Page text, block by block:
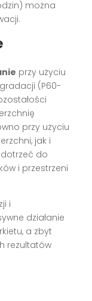
można
przy użyciu
(P60-
przy użyciu
jak i
dotrzeć do
i przestrzeni
i
działanie
a zbyt
rezultatów